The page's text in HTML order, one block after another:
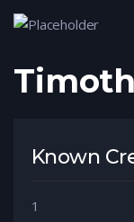
Known
1